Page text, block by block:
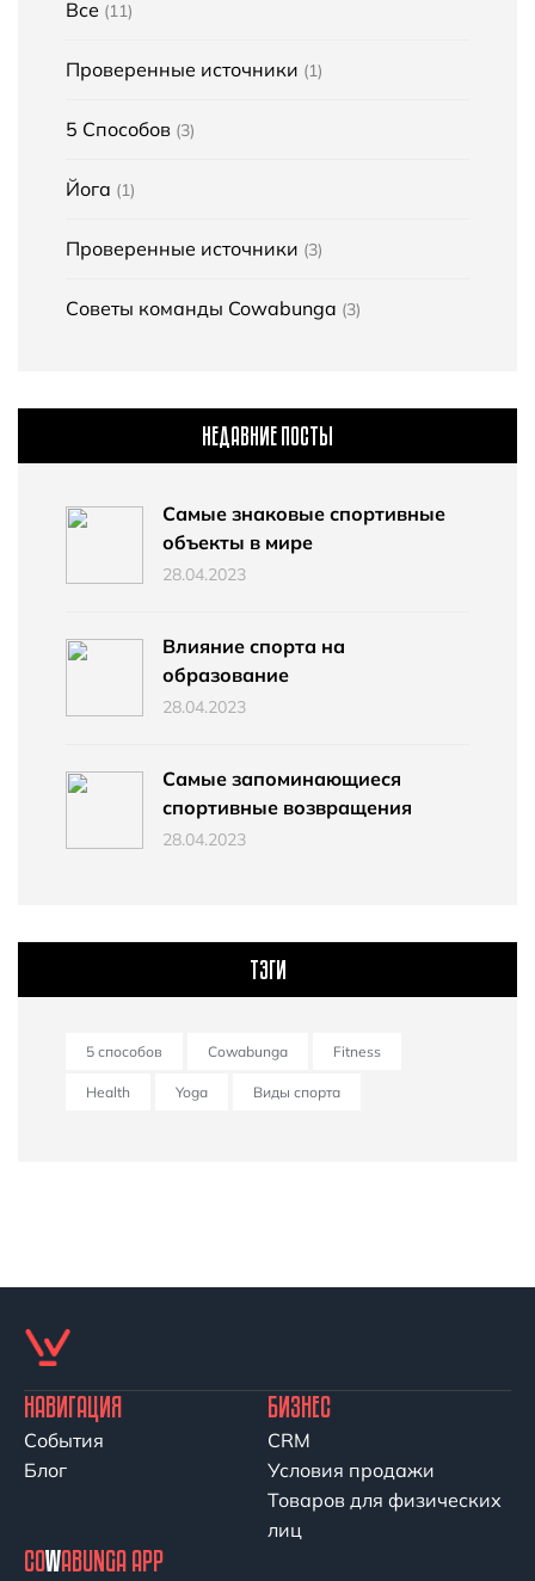
Все (11)
Проверенные источники (1)
5 Способов (3)
Йога (1)
Проверенные источники (3)
Советы команды Cowabunga (3)
НЕДАВНИЕ ПОСТЫ
Самые знаковые спортивные
объекты в мире
28.04.2023
Влияние спорта на
образование
28.04.2023
Самые запоминающиеся
спортивные возвращения
28.04.2023
ТЭГИ
5 способов Cowabunga Fitness
Health Yoga Виды спорта
НАВИГАЦИЯ
События
Блог
БИЗНЕС
CRM
Условия продажи
Товаров для физических
лиц
COWABUNGA APP